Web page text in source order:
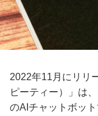
2022年11月にリリ
ピーティー）」は
のAIチャットボッ